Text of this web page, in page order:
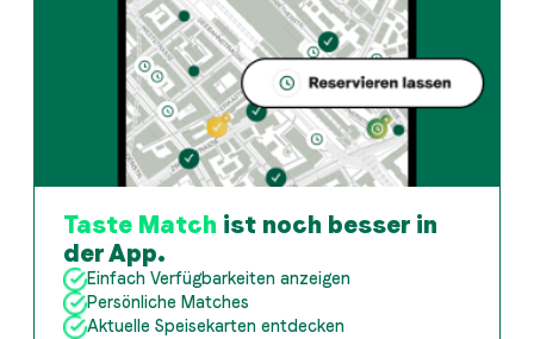
Taste Match ist noch besser in
der App.
Einfach Verfügbarkeiten anzeigen
Persönliche Matches
Aktuelle Speisekarten entdecken